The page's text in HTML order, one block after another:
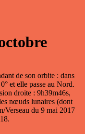
de son orbite : dans
et elle passe au Nord.
droite : 9h39m46s,
nœuds lunaires (dont
Verseau du 9 mai 2017